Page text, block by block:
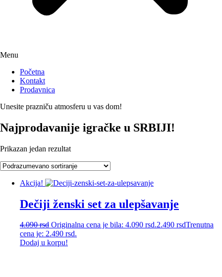
Menu
Početna
Kontakt
Prodavnica
Unesite prazniču atmosferu u vas dom!
Najprodavanije igračke u SRBIJI!
Prikazan jedan rezultat
Akcija!
Dečiji ženski set za ulepšavanje
4.090rsd Originalna cena je bila: 4.090 rsd.2.490 rsdTrenutna
cena je: 2.490 rsd.
Dodaj u korpu!